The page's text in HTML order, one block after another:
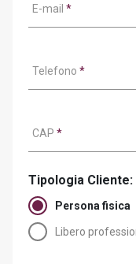
E-mail *
Telefono *
CAP *
Tipologia Cliente:
Persona fisica
Libero